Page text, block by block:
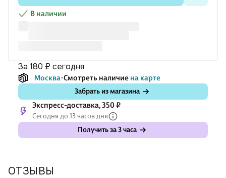
В наличии
за 180 ₽ сегодня
Москва Смотреть наличие на карте
Забрать из магазина
Экспресс-доставка, 350 ₽
Сегодня до 13 часов дня
Получить за 3 часа
ОТЗЫВЫ